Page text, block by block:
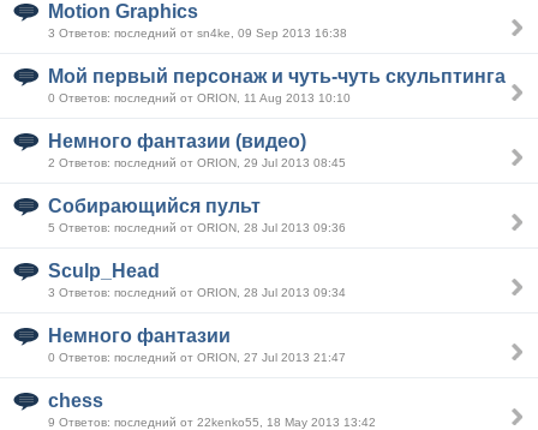
Motion Graphics
3 Ответов: последний от sn4ke, 09 Sep 2013 16:38
Мой первый персонаж и чуть-чуть скульптинга
0 Ответов: последний от ORION, 11 Aug 2013 10:10
Немного фантазии (видео)
2 Ответов: последний от ORION, 29 Jul 2013 08:45
Собирающийся пульт
5 Ответов: последний от ORION, 28 Jul 2013 09:36
Sculp_Head
3 Ответов: последний от ORION, 28 Jul 2013 09:34
Немного фантазии
0 Ответов: последний от ORION, 27 Jul 2013 21:47
chess
9 Ответов: последний от 22kenko55, 18 May 2013 13:42